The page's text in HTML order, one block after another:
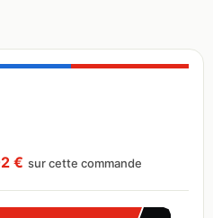
€ sur cette commande